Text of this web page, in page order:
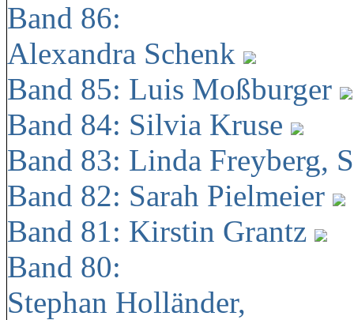
Band 86:
Alexandra Schenk
Band 85: Luis Moßburger
Band 84: Silvia Kruse
Band 83: Linda Freyberg,
Band 82: Sarah Pielmeier
Band 81: Kirstin Grantz
Band 80:
Stephan Holländer,